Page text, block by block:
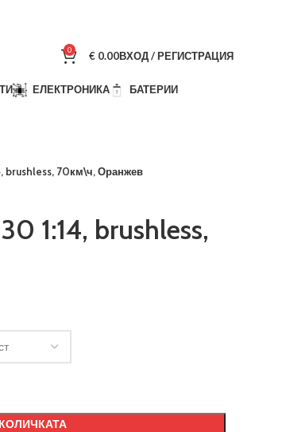
0 € 0.00ВХОД / РЕГИСТРАЦИЯ
ЕЛЕКТРОНИКА БАТЕРИИ
brushless, 70км\ч, Оранжев
1:14, brushless,